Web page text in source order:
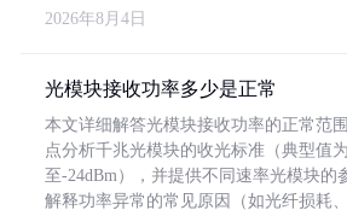
2026年8月4日
光模块接收功率多少是正常
本文详细解答光模块接收功率的正常范
点分析千兆光模块的收光标准（典型值
至-24dBm），并提供不同速率光模块的
解释功率异常的常见原因（如光纤损耗